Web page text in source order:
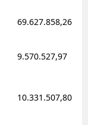
69.627.858,26
9.570.527,97
10.331.507,80